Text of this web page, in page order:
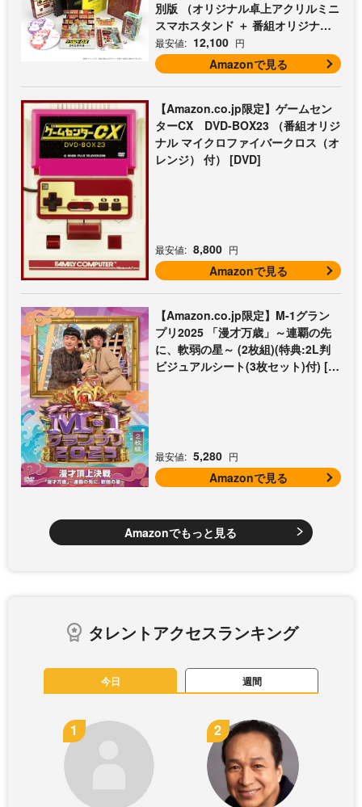
別版 （オリジナル卓上アクリルミニ
スマホスタンド ＋ 番組オリジナル
マイクロファイバークロス（オレン
ジ） 付） [DVD]
最安値: 12,100 円
Amazonで見る
【Amazon.co.jp限定】ゲームセン
ターCX DVD-BOX23 （番組オリジ
ナル マイクロファイバークロス（オ
レンジ） 付） [DVD]
最安値: 8,800 円
Amazonで見る
【Amazon.co.jp限定】M-1グラン
プリ2025 「漫才万歳」～連覇の先
に、軟弱の星～ (2枚組)(特典:2L判
ビジュアルシート(3枚セット)付) [D
最安値: 5,280 円
Amazonで見る
Amazonでもっと見る
タレントアクセスランキング
今日 週間